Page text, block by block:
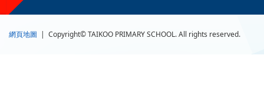
網頁地圖 | Copyright© TAIKOO PRIMARY SCHOOL. All rights reserved.